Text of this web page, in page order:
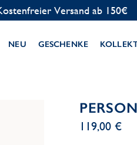
Kostenlose Personalisierung
NEU GESCHENKE
119,00 €